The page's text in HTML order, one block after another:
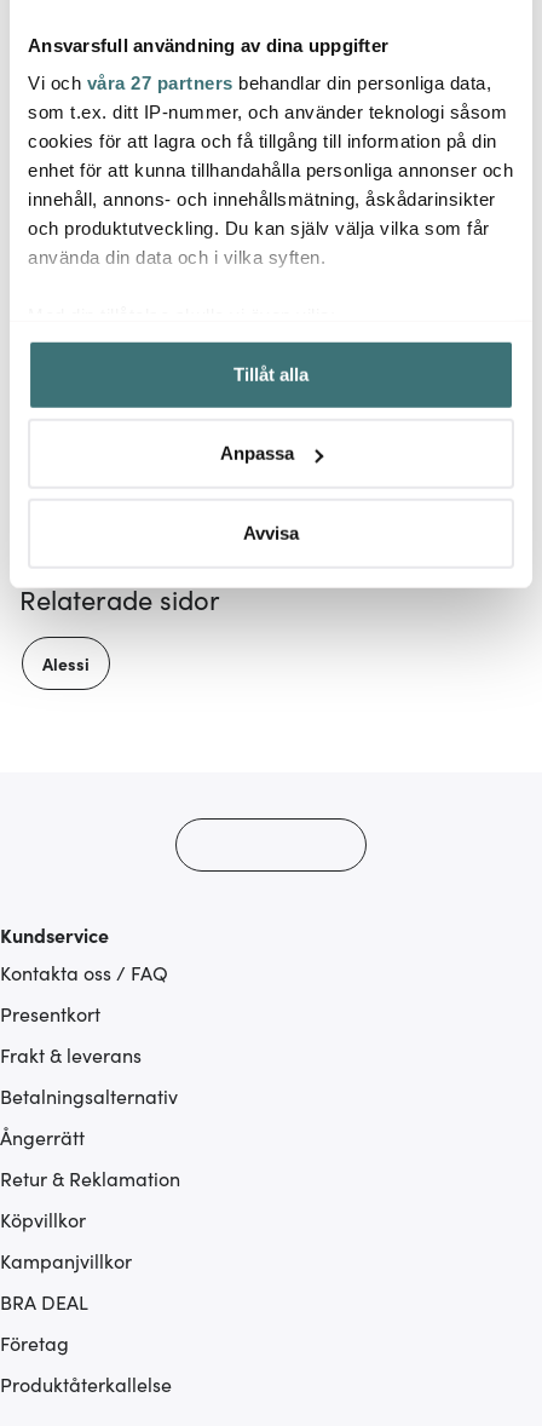
Ansvarsfull användning av dina uppgifter
Vi och våra 27 partners behandlar din personliga data,
som t.ex. ditt IP-nummer, och använder teknologi såsom
cookies för att lagra och få tillgång till information på din
enhet för att kunna tillhandahålla personliga annonser och
innehåll, annons- och innehållsmätning, åskådarinsikter
och produktutveckling. Du kan själv välja vilka som får
använda din data och i vilka syften.
Samla in information om din geografiska plats som
kan ha en noggrannhet på upp till flera meter
Identifiera din enhet genom att aktivt skanna den för
Ta reda på mer om hur dina personliga uppgifter
Du kan ändra eller dra tillbaka ditt samtycke när som
Vi använder cookies för att innehållet och annonserna
ska anpassas efter det som vi tror att du tycker om. Det
gör också att vi kan analysera vår trafik och göra
Tillåt alla
Anpassa
Avvisa
Alessi
Kalistò 3 förvaringsburk
1,14 L blankt stål
1379 kr
Alessi
Kalistò 2 förvaringsburk
1,14 L blankt stål
1379 kr
Låt dig inspireras av våra kunder
Relaterade sidor
Alessi
Kundservice
Kontakta oss / FAQ
Presentkort
Frakt & leverans
Betalningsalternativ
Ångerrätt
Retur & Reklamation
Köpvillkor
Kampanjvillkor
BRA DEAL
Företag
Produktåterkallelse